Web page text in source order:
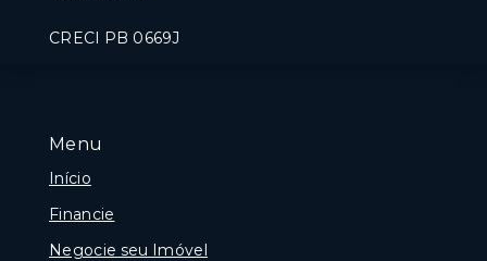
Menu
Início
Financie
Negocie seu Imóvel
CRECI PB 0669J